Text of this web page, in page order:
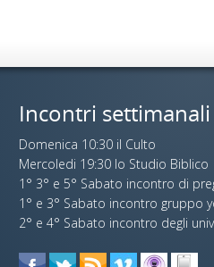
Incontri settimanali
Domenica 10:30 il Culto
Mercoledi 19:30 lo Studio Biblico
1° 3° e 5° Sabato incontro di
1° e 3° Sabato incontro gruppo
2° e 4° Sabato incontro degli